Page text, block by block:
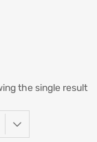
the single result